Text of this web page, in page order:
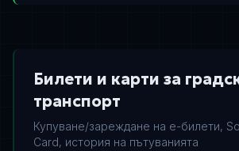
Билети и карти за
транспорт
Купуване/зареждане на е-билети,
Card, история на пътуванията